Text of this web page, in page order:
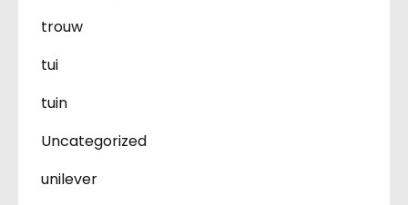
trouw
tui
tuin
Uncategorized
unilever